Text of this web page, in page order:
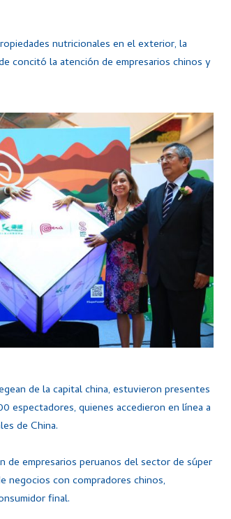
nutricionales en el exterior, la
concitó la atención de empresarios chinos y
de la capital china, estuvieron presentes
espectadores, quienes accedieron en línea a
de China.
de empresarios peruanos del sector de súper
negocios con compradores chinos,
final.